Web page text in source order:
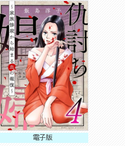
電子版